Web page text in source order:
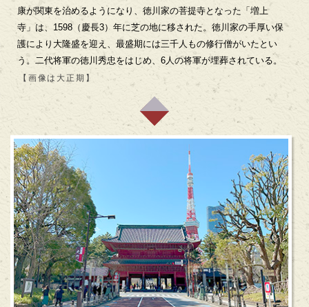
康が関東を治めるようになり、徳川家の菩提寺となった「増上
寺」は、1598（慶長3）年に芝の地に移された。徳川家の手厚い保
護により大隆盛を迎え、最盛期には三千人もの修行僧がいたとい
う。二代将軍の徳川秀忠をはじめ、6人の将軍が埋葬されている。
【画像は大正期】